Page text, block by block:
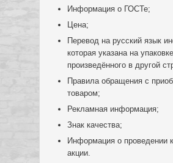
Информация о ГОСТе;
Цена;
Перевод на русский язык
которая указана на
произведённого в другой
Правила обращения с
товаром;
Рекламная информация;
Знак качества;
Информация о проведении
акции.